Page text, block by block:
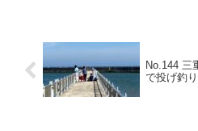
No.144 三
で投げ釣り